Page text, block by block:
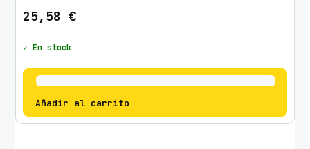
25,58 €
✓ En stock
Añadir al carrito